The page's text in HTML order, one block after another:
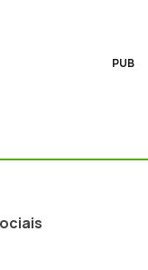
PUB